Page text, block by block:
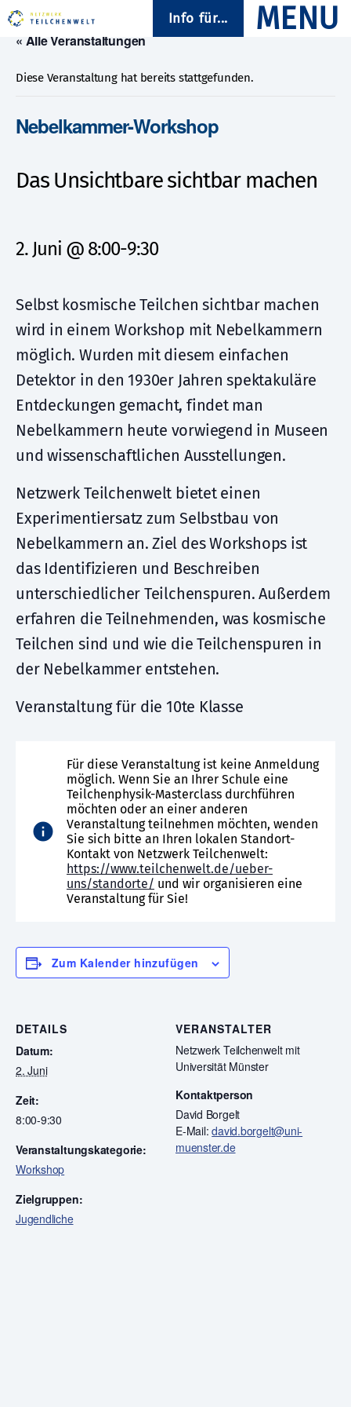
Info für...
« Alle Veranstaltungen
Diese Veranstaltung hat bereits stattgefunden.
Nebelkammer-Workshop
Das Unsichtbare sichtbar machen
2. Juni @ 8:00-9:30
Selbst kosmische Teilchen sichtbar machen
wird in einem Workshop mit Nebelkammern
möglich. Wurden mit diesem einfachen
Detektor in den 1930er Jahren spektakuläre
Entdeckungen gemacht, findet man
Nebelkammern heute vorwiegend in Museen
und wissenschaftlichen Ausstellungen.
Netzwerk Teilchenwelt bietet einen
Experimentiersatz zum Selbstbau von
Nebelkammern an. Ziel des Workshops ist
das Identifizieren und Beschreiben
unterschiedlicher Teilchenspuren. Außerdem
erfahren die Teilnehmenden, was kosmische
Teilchen sind und wie die Teilchenspuren in
der Nebelkammer entstehen.
Veranstaltung für die 10te Klasse
Für diese Veranstaltung ist keine Anmeldung
möglich. Wenn Sie an Ihrer Schule eine
Teilchenphysik-Masterclass durchführen
möchten oder an einer anderen
Veranstaltung teilnehmen möchten, wenden
Sie sich bitte an Ihren lokalen Standort-
Kontakt von Netzwerk Teilchenwelt:
https://www.teilchenwelt.de/ueber-
uns/standorte/ und wir organisieren eine
Veranstaltung für Sie!
Zum Kalender hinzufügen
DETAILS
Datum:
2. Juni
Zeit:
8:00-9:30
Veranstaltungskategorie:
Workshop
Zielgruppen:
Jugendliche
VERANSTALTER
Netzwerk Teilchenwelt mit
Universität Münster
Kontaktperson
David Borgelt
E-Mail:david.borgelt@uni-
muenster.de